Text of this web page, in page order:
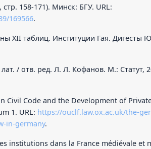
158-171). Минск: БГУ. URL:
169566.
XII таблиц. Институции Гая. Дигесты
/ отв. ред. Л. Л. Кофанов. М.: Статут,
Civil Code and the Development of
1. URL: https://ouclf.law.ox.ac.uk/the-
in-germany.
institutions dans la France médiévale et